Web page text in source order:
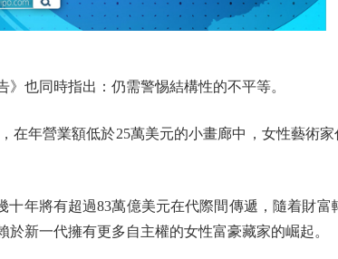
也同時指出：仍需警惕結構性的不平等。
年營業額低於25萬美元的小畫廊中，女性藝術家
年將有超過83萬億美元在代際間傳遞，隨着財富
新一代擁有更多自主權的女性富豪藏家的崛起。